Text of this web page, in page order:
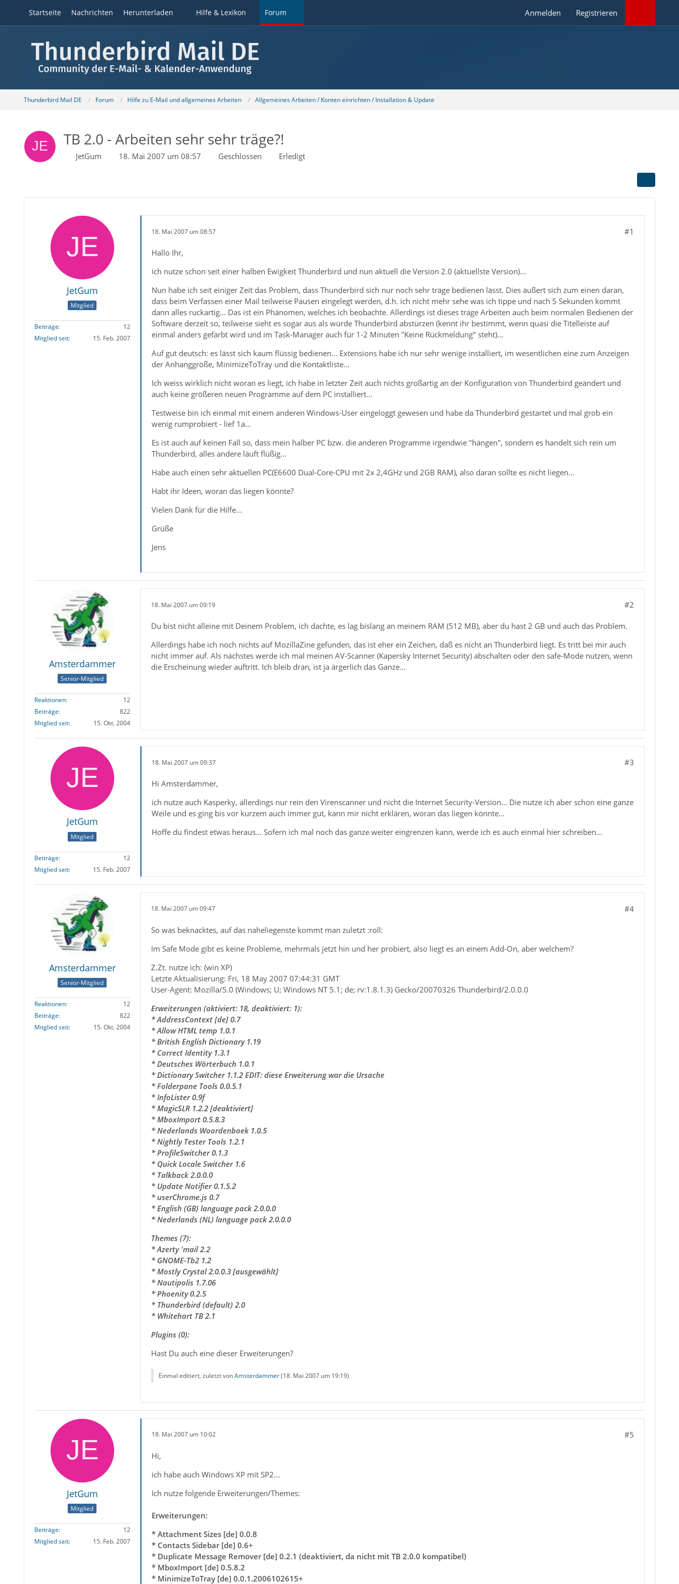
Startseite Nachrichten Herunterladen Hilfe & Lexikon Forum Anmelden Registrieren
Thunderbird Mail DE Forum Hilfe zu E-Mail und allgemeines Arbeiten Allgemeines Arbeiten / Konten einrichten / Installation & Update
TB 2.0 - Arbeiten sehr sehr träge?!
JetGum 18. Mai 2007 um 08:57 Geschlossen Erledigt
JetGum
Mitglied
Beiträge
12
Mitglied seit
15. Feb. 2007
18. Mai 2007 um 08:57 #1
Hallo Ihr,
ich nutze schon seit einer halben Ewigkeit Thunderbird und nun aktuell die Version 2.0 (aktuellste Version)...
Nun habe ich seit einiger Zeit das Problem, dass Thunderbird sich nur noch sehr träge bedienen lässt. Dies äußert sich zum einen daran,
dass beim Verfassen einer Mail teilweise Pausen eingelegt werden, d.h. ich nicht mehr sehe was ich tippe und nach 5 Sekunden kommt
dann alles ruckartig... Das ist ein Phänomen, welches ich beobachte. Allerdings ist dieses träge Arbeiten auch beim normalen Bedienen der
Software derzeit so, teilweise sieht es sogar aus als würde Thunderbird abstürzen (kennt ihr bestimmt, wenn quasi die Titelleiste auf
einmal anders gefärbt wird und im Task-Manager auch für 1-2 Minuten "Keine Rückmeldung" steht)...
Auf gut deutsch: es lässt sich kaum flüssig bedienen... Extensions habe ich nur sehr wenige installiert, im wesentlichen eine zum Anzeigen
der Anhanggröße, MinimizeToTray und die Kontaktliste...
Ich weiss wirklich nicht woran es liegt, ich habe in letzter Zeit auch nichts großartig an der Konfiguration von Thunderbird geändert und
auch keine größeren neuen Programme auf dem PC installiert...
Testweise bin ich einmal mit einem anderen Windows-User eingeloggt gewesen und habe da Thunderbird gestartet und mal grob ein
wenig rumprobiert - lief 1a...
Es ist auch auf keinen Fall so, dass mein halber PC bzw. die anderen Programme irgendwie "hängen", sondern es handelt sich rein um
Thunderbird, alles andere läuft flüßig...
Habe auch einen sehr aktuellen PC(E6600 Dual-Core-CPU mit 2x 2,4GHz und 2GB RAM), also daran sollte es nicht liegen...
Habt ihr Ideen, woran das liegen könnte?
Vielen Dank für die Hilfe...
Grüße
Jens
Amsterdammer
Senior-Mitglied
Reaktionen
12
Beiträge
822
Mitglied seit
15. Okt. 2004
18. Mai 2007 um 09:19 #2
Du bist nicht alleine mit Deinem Problem, ich dachte, es lag bislang an meinem RAM (512 MB), aber du hast 2 GB und auch das Problem.
Allerdings habe ich noch nichts auf MozillaZine gefunden, das ist eher ein Zeichen, daß es nicht an Thunderbird liegt. Es tritt bei mir auch
nicht immer auf. Als nächstes werde ich mal meinen AV-Scanner (Kapersky Internet Security) abschalten oder den safe-Mode nutzen, wenn
die Erscheinung wieder auftritt. Ich bleib dran, ist ja ärgerlich das Ganze...
JetGum
Mitglied
Beiträge
12
Mitglied seit
15. Feb. 2007
18. Mai 2007 um 09:37 #3
Hi Amsterdammer,
ich nutze auch Kasperky, allerdings nur rein den Virenscanner und nicht die Internet Security-Version... Die nutze ich aber schon eine ganze
Weile und es ging bis vor kurzem auch immer gut, kann mir nicht erklären, woran das liegen könnte...
Hoffe du findest etwas heraus... Sofern ich mal noch das ganze weiter eingrenzen kann, werde ich es auch einmal hier schreiben...
Amsterdammer
Senior-Mitglied
Reaktionen
12
Beiträge
822
Mitglied seit
15. Okt. 2004
18. Mai 2007 um 09:47 #4
So was beknacktes, auf das naheliegenste kommt man zuletzt :roll:
Im Safe Mode gibt es keine Probleme, mehrmals jetzt hin und her probiert, also liegt es an einem Add-On, aber welchem?
Z.Zt. nutze ich: (win XP)
Letzte Aktualisierung: Fri, 18 May 2007 07:44:31 GMT
User-Agent: Mozilla/5.0 (Windows; U; Windows NT 5.1; de; rv:1.8.1.3) Gecko/20070326 Thunderbird/2.0.0.0
Erweiterungen (aktiviert: 18, deaktiviert: 1):
* AddressContext [de] 0.7
* Allow HTML temp 1.0.1
* British English Dictionary 1.19
* Correct Identity 1.3.1
* Deutsches Wörterbuch 1.0.1
* Dictionary Switcher 1.1.2 EDIT: diese Erweiterung war die Ursache
* Folderpane Tools 0.0.5.1
* InfoLister 0.9f
* MagicSLR 1.2.2 [deaktiviert]
* MboxImport 0.5.8.3
* Nederlands Woordenboek 1.0.5
* Nightly Tester Tools 1.2.1
* ProfileSwitcher 0.1.3
* Quick Locale Switcher 1.6
* Talkback 2.0.0.0
* Update Notifier 0.1.5.2
* userChrome.js 0.7
* English (GB) language pack 2.0.0.0
* Nederlands (NL) language pack 2.0.0.0
Themes (7):
* Azerty 'mail 2.2
* GNOME-Tb2 1.2
* Mostly Crystal 2.0.0.3 [ausgewählt]
* Nautipolis 1.7.06
* Phoenity 0.2.5
* Thunderbird (default) 2.0
* Whitehart TB 2.1
Plugins (0):
Hast Du auch eine dieser Erweiterungen?
Einmal editiert, zuletzt vonAmsterdammer(18. Mai 2007 um 19:19)
JetGum
Mitglied
Beiträge
12
Mitglied seit
15. Feb. 2007
18. Mai 2007 um 10:02 #5
Hi,
ich habe auch Windows XP mit SP2...
Ich nutze folgende Erweiterungen/Themes:
Erweiterungen:
* Attachment Sizes [de] 0.0.8
* Contacts Sidebar [de] 0.6+
* Duplicate Message Remover [de] 0.2.1 (deaktiviert, da nicht mit TB 2.0.0 kompatibel)
* MboxImport [de] 0.5.8.2
* MinimizeToTray [de] 0.0.1.2006102615+